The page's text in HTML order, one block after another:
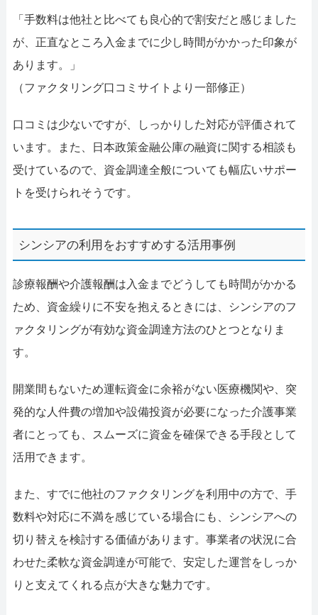
「手数料は他社と比べても良心的で割安だと感じました
が、正直なところ入金までに少し時間がかかった印象が
あります。」
（ファクタリング口コミサイトより一部修正）
口コミは少ないですが、しっかりした対応が評価されて
います。また、日本政策金融公庫の融資に関する相談も
受けているので、資金調達全般についても幅広いサポー
トを受けられそうです。
シンシアの利用をおすすめする活用事例
診療報酬や介護報酬は入金までどうしても時間がかかる
ため、資金繰りに不安を抱えるときには、シンシアのフ
ァクタリングが有効な資金調達方法のひとつとなりま
す。
開業間もないため運転資金に余裕がない医療機関や、突
発的な人件費の増加や設備投資が必要になった介護事業
者にとっても、スムーズに資金を確保できる手段として
活用できます。
また、すでに他社のファクタリングを利用中の方で、手
数料や対応に不満を感じている場合にも、シンシアへの
切り替えを検討する価値があります。事業者の状況に合
わせた柔軟な資金調達が可能で、安定した運営をしっか
りと支えてくれる点が大きな魅力です。